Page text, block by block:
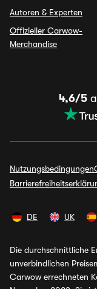
Autoren & Experten
Offizieller Carwow-
Merchandise
4,6/5
Nutzungsbedingungen
DE UK
Die durchschnittliche
unverbindlichen
Carwow errechneten